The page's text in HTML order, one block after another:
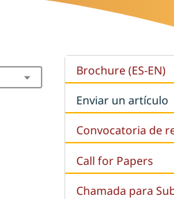
Brochure (ES-EN)
Enviar un artículo
Convocatoria de
Call for Papers
Chamada para